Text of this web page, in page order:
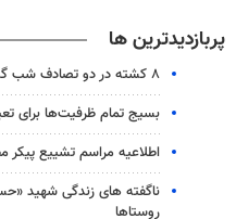
پربازدیدترین ها
۸ کشته در دو تصادف شب گذشته
بسیج تمام ظرفیت‌ها برای
اطلاعیه مراسم تشییع پیکر
ناگفته های زندگی شهید
روستاها